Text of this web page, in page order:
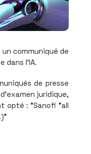
communiqué de
dans l'IA.
de presse
juridique,
opté : "Sanofi "all